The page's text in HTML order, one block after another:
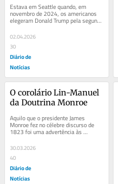
Estava em Seattle quando, em
novembro de 2024, os americanos
elegeram Donald Trump pela segunda
vez para a Casa Branca. Ali, na costa
do Pacífico, a...
02.04.2026
30
Diário de
Notícias
O corolário Lin-Manuel
da Doutrina Monroe
Aquilo que o presidente James
Monroe fez no célebre discurso de
1823 foi uma advertência às
para que não...
30.03.2026
40
Diário de
Notícias